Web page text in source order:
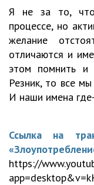
Я не за то,
процессе, но
желание
отличаются и
этом помнить и
Резник, то все
И наши имена
Ссылка на
https://